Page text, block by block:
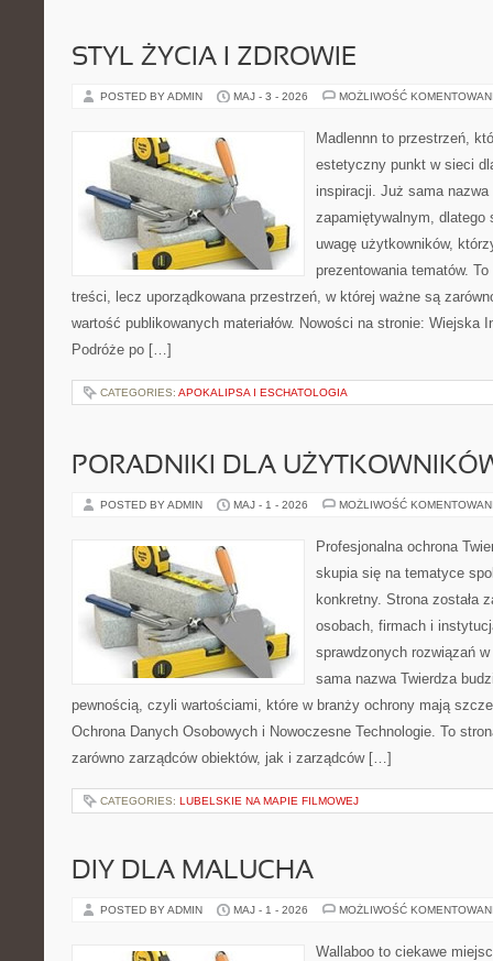
STYL ŻYCIA I ZDROWIE
POSTED BY ADMIN MAJ - 3 - 2026 MOŻLIWOŚĆ
Madlennn to przestrzeń,
estetyczny punkt w sieci
inspiracji. Już sama
zapamiętywalnym, dlatego
uwagę użytkowników,
prezentowania tematów.
treści, lecz uporządkowana przestrzeń, w której ważne są
wartość publikowanych materiałów. Nowości na stronie: Wiejska
Podróże po […]
CATEGORIES: APOKALIPSA I ESCHATOLOGIA
PORADNIKI DLA
POSTED BY ADMIN MAJ - 1 - 2026 MOŻLIWOŚĆ
Profesjonalna ochrona
skupia się na tematyce
konkretny. Strona została
osobach, firmach i
sprawdzonych rozwiązań
sama nazwa Twierdza
pewnością, czyli wartościami, które w branży ochrony mają
Ochrona Danych Osobowych i Nowoczesne Technologie. To
zarówno zarządców obiektów, jak i zarządców […]
CATEGORIES: LUBELSKIE NA MAPIE FILMOWEJ
DIY DLA MALUCHA
POSTED BY ADMIN MAJ - 1 - 2026 MOŻLIWOŚĆ
Wallaboo to ciekawe